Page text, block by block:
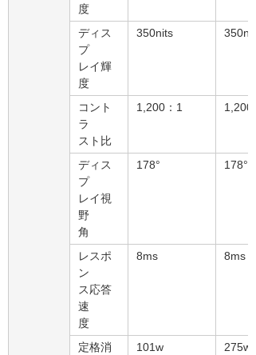
度
ディス
プ
レイ輝
度
350nits 350nits
コント
ラ
スト比
1,200：1 1,200
ディス
プ
レイ視
野
角
178° 178°
レスポ
ン
ス応答
速
度
8ms 8ms
定格消
101w 275w